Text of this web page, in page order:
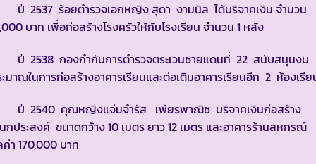
ร้อยตำรวจเอกหญิง สุดา งามนิล ได้บริจาคเงิน จำนวน
บาท เพื่อก่อสร้างโรงครัวให้กับโรงเรียน จำนวน 1 หลัง
กองกำกับการตำรวจตระเวนชายแดนที่ 22 สนับสนุนงบ
มาณในการก่อสร้างอาคารเรียนและต่อเติมอาคารเรียนอีก 2 ห้องเรี
คุณหญิงแจ่มจำรัส เพียรพาณิช บริจาคเงินก่อสร้าง
กประสงค์ ขนาดกว้าง 10 เมตร ยาว 12 เมตร และอาคารร้านสหกรณ์
า 170,000 บาท